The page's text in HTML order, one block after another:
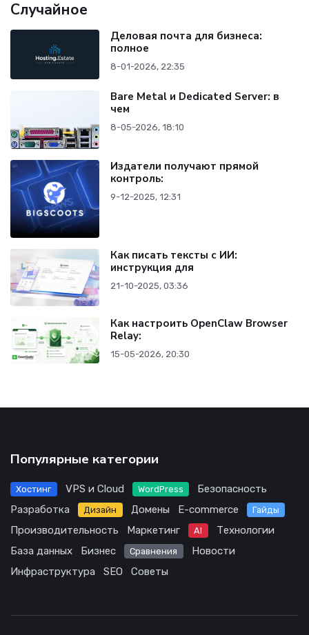
Случайное
Деловая почта для бизнеса:
полное
8-01-2026, 22:35
Bare Metal и Dedicated Server: в
чем
8-05-2026, 18:10
Издатели получают прямой
контроль:
9-12-2025, 12:31
Как писать тексты с ИИ:
инструкция для
21-10-2025, 03:36
Как настроить OpenClaw Browser
Relay:
15-05-2026, 20:30
Популярные категории
Хостинг VPS и Cloud WordPress
Безопасность
Разработка
Дизайн Домены E-commerce Гайды
Производительность Маркетинг AI
Технологии
База данных
Бизнес Сравнения
Новости
Инфраструктура
SEO Советы